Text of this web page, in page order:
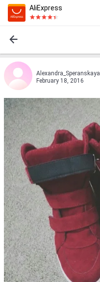
AliExpress
Alexandra_Speranskaya
February 18, 2016